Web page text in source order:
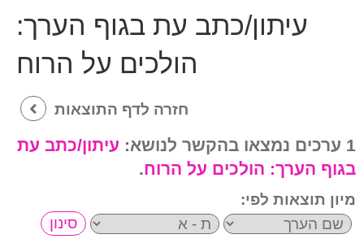
עיתון/כתב עת בגוף הערך:
הולכים על הרוח
חזרה לדף התוצאות
1 ערכים נמצאו בהקשר לנושא:
עיתון/כתב עת
בגוף הערך: הולכים על הרוח.
מיון תוצאות לפי: